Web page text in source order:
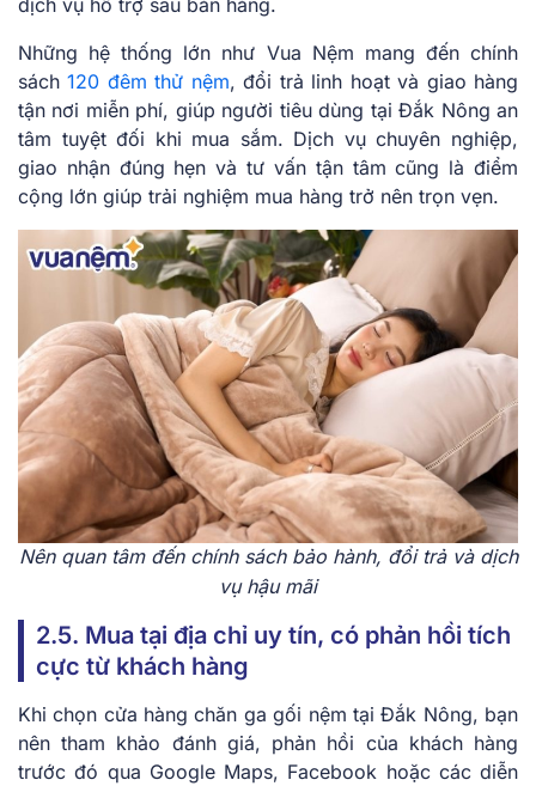
dịch vụ hỗ trợ sau bán hàng.
Những hệ thống lớn như Vua Nệm mang đến chính
sách120 đêm thử nệm, đổi trả linh hoạt và giao hàng
tận nơi miễn phí, giúp người tiêu dùng tại Đắk Nông an
tâm tuyệt đối khi mua sắm. Dịch vụ chuyên nghiệp,
giao nhận đúng hẹn và tư vấn tận tâm cũng là điểm
cộng lớn giúp trải nghiệm mua hàng trở nên trọn vẹn.
Nên quan tâm đến chính sách bảo hành, đổi trả và dịch
vụ hậu mãi
2.5. Mua tại địa chỉ uy tín, có phản hồi tích
cực từ khách hàng
Khi chọn cửa hàng chăn ga gối nệm tại Đắk Nông, bạn
nên tham khảo đánh giá, phản hồi của khách hàng
trước đó qua Google Maps, Facebook hoặc các diễn